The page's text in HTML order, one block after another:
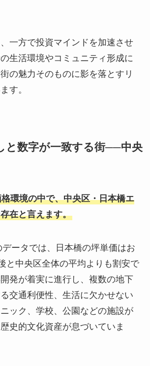
一方で投資マインドを加速させ
生活環境やコミュニティ形成に
の魅力そのものに影を落とすリ
す。
と数字が一致する街──中央
環境の中で、中央区・日本橋エ
在と言えます。
ータでは、日本橋の坪単価はお
と中央区全体の平均よりも割安で
発が着実に進行し、複数の地下
交通利便性、生活に欠かせない
ック、学校、公園などの施設が
史的文化資産が息づいていま